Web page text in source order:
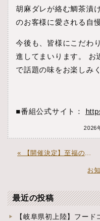
胡麻ダレが絡む鯛茶漬
のお客様に愛される自
今後も、皆様にこだわ
進してまいります。 お
で話題の味をお楽しみ
■番組公式サイト：
2026
« 【開催決定】至福の一杯をライブでお届け！TikTokライブ配信のお知らせ
お
最近の投稿
【岐阜県初上陸】フー